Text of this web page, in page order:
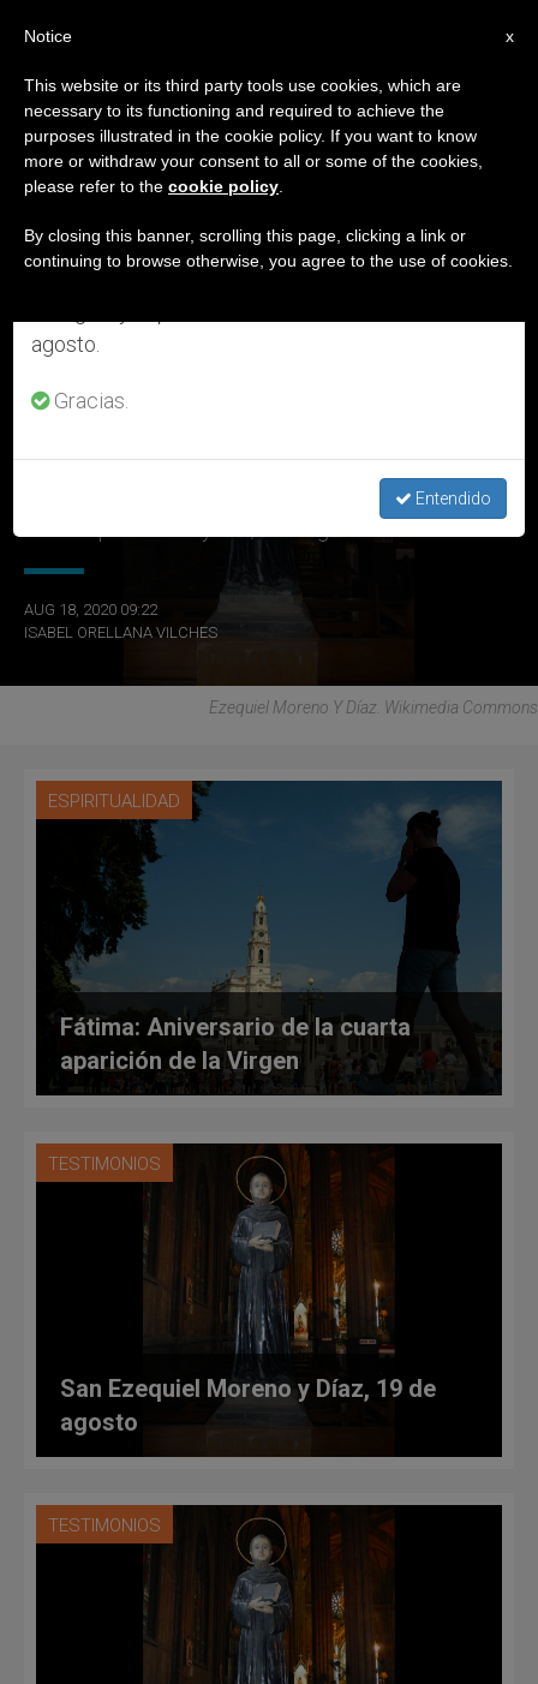
ETIQUETA
Posts Tagged ‘19 De
Agosto’
ÚLTIMAS NOTICIAS
AUG 18, 2020 09:22
ISABEL ORELLANA VILCHES
Ezequiel Moreno Y Díaz. Wikimedia Commons
ESPIRITUALIDAD
Fátima: Aniversario de la cuarta
aparición de la Virgen
TESTIMONIOS
San Ezequiel Moreno y Díaz, 19 de
agosto
TESTIMONIOS
×
Aviso importante
Del 27 de julio al 7 de agosto haremos la pausa
anual, aprovechando que en el periodo de verano
se generan menos informaciones y también el
agosto.
Gracias.
Entendido
x
Notice
This website or its third party tools use cookies, which are
necessary to its functioning and required to achieve the
purposes illustrated in the cookie policy. If you want to know
more or withdraw your consent to all or some of the cookies,
please refer to the cookie policy
By closing this banner, scrolling this page, clicking a link or
continuing to browse otherwise, you agree to the use of cookies.